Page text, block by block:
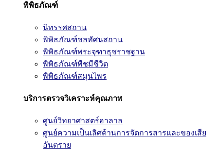
พิพิธภัณฑ์
นิทรรศสถาน
พิพิธภัณฑ์ชลทัศนสถาน
พิพิธภัณฑ์พระจุฑาธุชราชฐาน
พิพิธภัณฑ์พืชมีชีวิต
พิพิธภัณฑ์สมุนไพร
บริการตรวจวิเคราะห์คุณภาพ
ศูนย์วิทยาศาสตร์ฮาลาล
ศูนย์ความเป็นเลิศด้านการจัดการสารและของเสีย
อันตราย